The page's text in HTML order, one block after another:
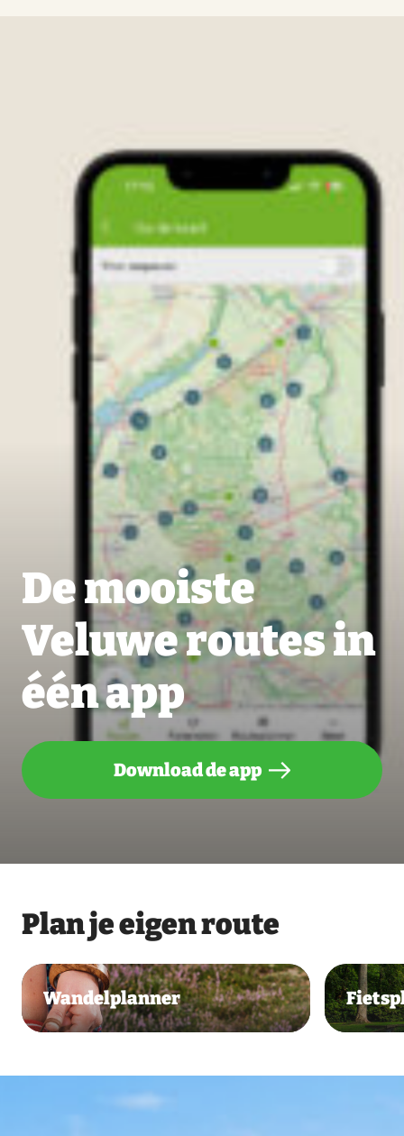
De mooiste
Veluwe routes in
één app
Download de app
Plan je eigen route
Wandelplanner